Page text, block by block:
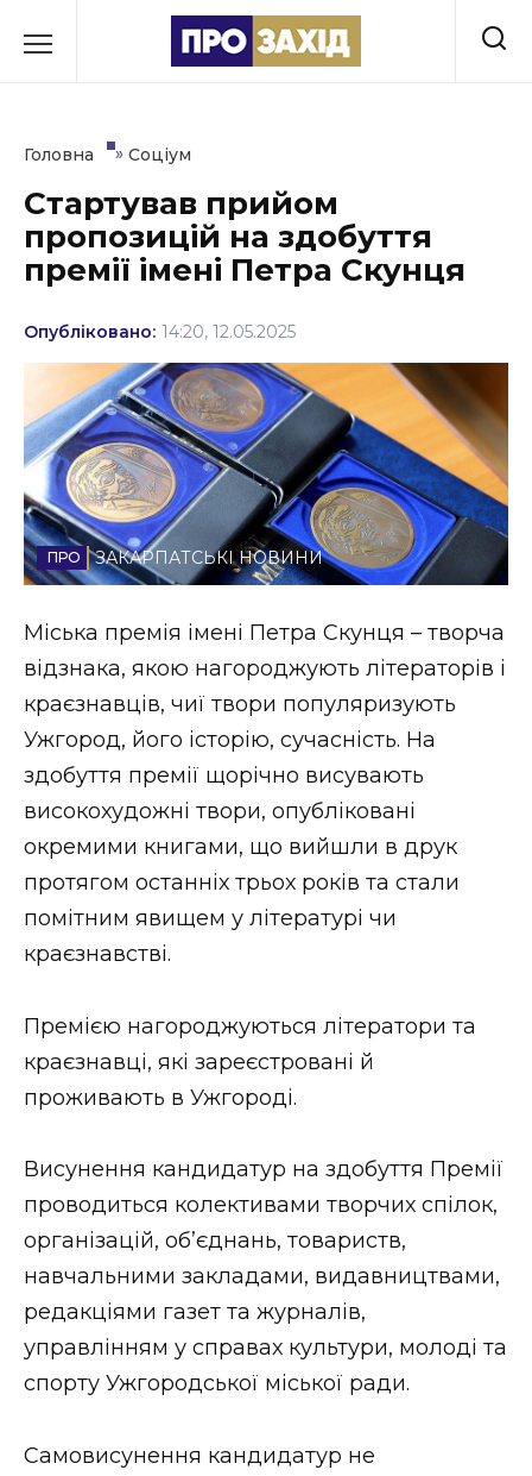
до
Культура
Освіта
Події
Політика
Соціум
Спорт
Стиль життя
Втрачений Ужгород (відеоверсія)
ЗАКАРПАТСЬКІ НОВИНИ
НОВИНИ ЗАХІДНОЇ УКРАЇНИ
ВІДЕО
Головна » Соціум
Стартував прийом
пропозицій на здобуття
премії імені Петра Скунця
Опубліковано: 14:20, 12.05.2025
ЗАКАРПАТСЬКІ НОВИНИ
Міська премія імені Петра Скунця – творча
відзнака, якою нагороджують літераторів і
краєзнавців, чиї твори популяризують
Ужгород, його історію, сучасність. На
здобуття премії щорічно висувають
високохудожні твори, опубліковані
окремими книгами, що вийшли в друк
протягом останніх трьох років та стали
помітним явищем у літературі чи
краєзнавстві.
Премією нагороджуються літератори та
краєзнавці, які зареєстровані й
проживають в Ужгороді.
Висунення кандидатур на здобуття Премії
проводиться колективами творчих спілок,
організацій, об’єднань, товариств,
навчальними закладами, видавництвами,
редакціями газет та журналів,
управлінням у справах культури, молоді та
спорту Ужгородської міської ради.
Самовисунення кандидатур не